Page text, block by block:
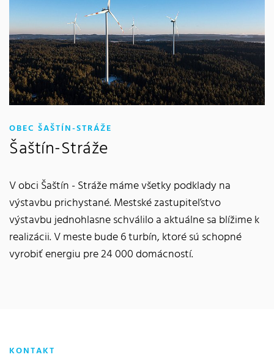
OBEC ŠAŠTÍN-STRÁŽE
Šaštín-Stráže
V obci Šaštín - Stráže máme všetky podklady na
výstavbu prichystané. Mestské zastupiteľstvo
výstavbu jednohlasne schválilo a aktuálne sa blížime k
realizácii. V meste bude 6 turbín, ktoré sú schopné
vyrobiť energiu pre 24 000 domácností.
KONTAKT